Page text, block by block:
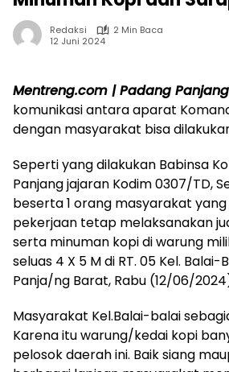
Redaksi
2 Min Baca
12 Juni 2024
Mentreng.com | Padang
komunikasi antara aparat
dengan masyarakat bisa
Seperti yang dilakukan Babinsa
Panjang jajaran Kodim 0307/TD,
beserta 1 orang masyarakat
pekerjaan tetap melaksanakan
serta minuman kopi di warung
seluas 4 X 5 M di RT. 05 Kel. Balai-
Panja/ng Barat, Rabu (12/06/
Masyarakat Kel.Balai-balai
Karena itu warung/kedai kopi
pelosok daerah ini. Baik siang